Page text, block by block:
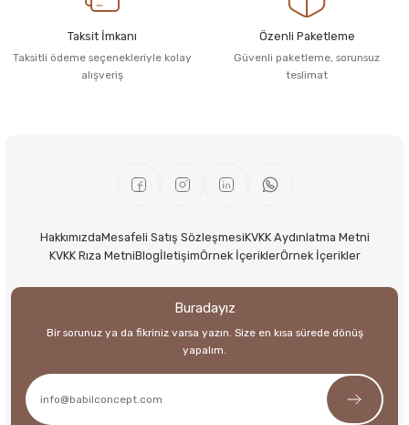
Taksit İmkanı
Taksitli ödeme seçenekleriyle kolay
alışveriş
Özenli Paketleme
Güvenli paketleme, sorunsuz
teslimat
HakkımızdaMesafeli Satış SözleşmesiKVKK Aydınlatma Metni
KVKK Rıza MetniBlogİletişimÖrnek İçeriklerÖrnek İçerikler
Buradayız
Bir sorunuz ya da fikriniz varsa yazın. Size en kısa sürede dönüş
yapalım.